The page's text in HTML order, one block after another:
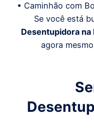
• Caminhão com
Se você está
Desentupidora na
agora